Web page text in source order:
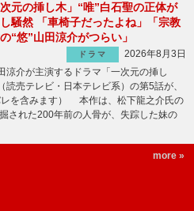
次元の挿し木」“唯”白石聖の正体が
騒然 「車椅子だったよね」「宗教
“悠”山田涼介がつらい」
ドラマ
2026年8月3日
涼介が主演するドラマ「一次元の挿し
読売テレビ・日本テレビ系）の第5話が、
を含みます） 本作は、松下龍之介氏の
された200年前の人骨が、失踪した妹の
more »